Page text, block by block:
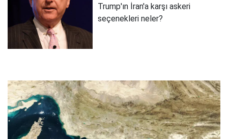
Trump'ın İran'a karşı askeri
seçenekleri neler?